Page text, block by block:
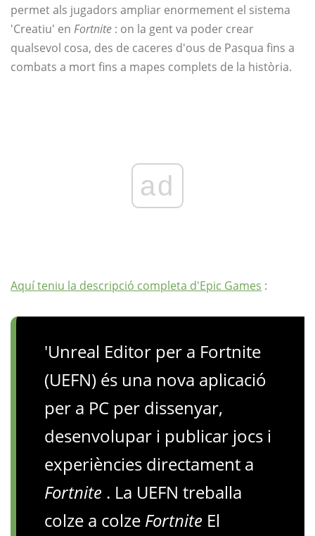
permet als jugadors ampliar enormement el sistema
'Creatiu' en Fortnite : on la gent va poder crear
qualsevol cosa, des de caceres d'ous de Pasqua fins a
combats a mort fins a mapes complets de la història.
ad
Aquí teniu la descripció completa d'Epic Games :
'Unreal Editor per a Fortnite
(UEFN) és una nova aplicació
per a PC per dissenyar,
desenvolupar i publicar jocs i
experiències directament a
Fortnite . La UEFN treballa
colze a colze Fortnite El